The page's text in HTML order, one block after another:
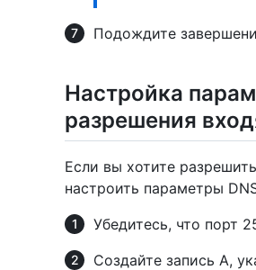
Подождите
Настройка
разрешения
Если вы хотите
настроить параметры
Убедитесь, что порт
Создайте запись A,